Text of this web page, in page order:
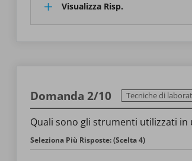
Visualizza Risp.
Domanda 2/10 Tecniche di
Quali sono gli strumenti utilizzati
Seleziona Più Risposte: (Scelta 4)